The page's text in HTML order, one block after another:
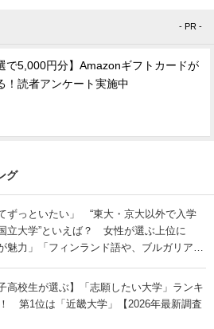
- PR -
で5,000円分】Amazonギフトカードが
！読者アンケート実施中
グ
ずっといたい」 “東大・京大以外で入学
立大学”といえば？ 女性が選ぶ上位に
魅力」「フィンランド語や、ブルガリア語
高校生が選ぶ】「志願したい大学」ランキ
第1位は「近畿大学」【2026年最新調査